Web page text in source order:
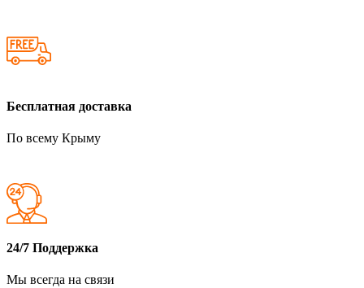
Бесплатная доставка
По всему Крыму
24/7 Поддержка
Мы всегда на связи